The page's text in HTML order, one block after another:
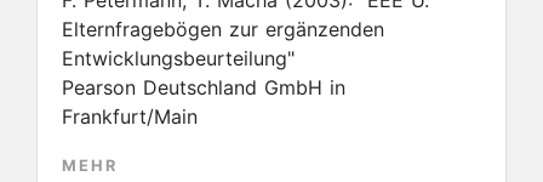
Elternfragebögen zur ergänzenden
Entwicklungsbeurteilung"
Pearson Deutschland GmbH in
Frankfurt/Main
MEHR